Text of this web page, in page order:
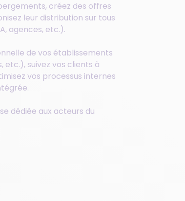
créez des offres
leur distribution sur tous
agences, etc.).
de vos établissements
etc.), suivez vos clients à
vos processus internes
dédiée aux acteurs du